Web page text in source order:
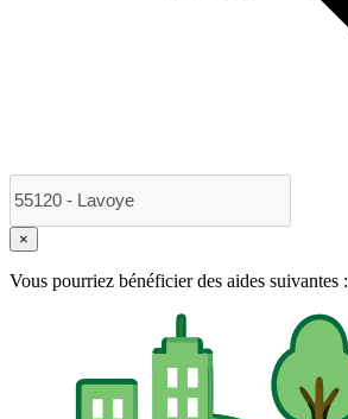
×
Vous pourriez bénéficier des aides suivantes :